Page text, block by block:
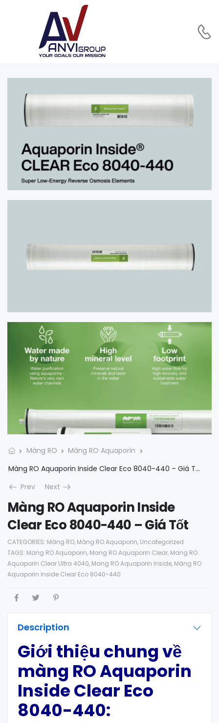
Màng RO
Màng RO Aquaporin
Màng RO Aquaporin Inside Clear Eco 8040-440 – Giá Tốt
Prev
Next
Màng RO Aquaporin Inside
Clear Eco 8040-440 – Giá Tốt
CATEGORIES: Màng RO, Màng RO Aquaporin, Uncategorized
TAGS: Mang RO Aquaporin, Mang RO Aquaporin Clear, Mang RO
Aquaporin Clear Ultra 4040, Mang RO Aquaporin Inside, Màng RO
Aquaporin Inside Clear Eco 8040-440
Description
Giới thiệu chungvề
màng RO Aquaporin
InsideClear Eco
8040-440: